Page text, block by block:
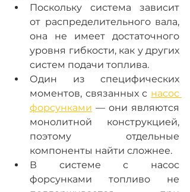
Поскольку система зависит
от распределительного вала,
она не имеет достаточного
уровня гибкости, как у других
систем подачи топлива.
Один из специфических
моментов, связанных с насос
форсунками — они являются
монолитной конструкцией,
поэтому отдельные
компоненты найти сложнее.
В системе с насос
форсунками топливо не